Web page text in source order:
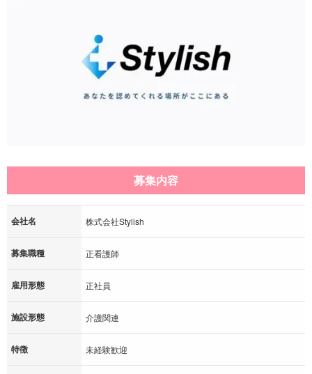
募集内容
会社名 株式会社Stylish
募集職種 正看護師
雇用形態 正社員
施設形態 介護関連
特徴 未経験歓迎